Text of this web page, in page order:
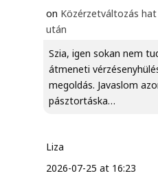
on Közérzetváltozás
után
Szia, igen sokan nem
átmeneti
megoldás. Javaslom
pásztortáska…
Liza
2026-07-25 at 16:23